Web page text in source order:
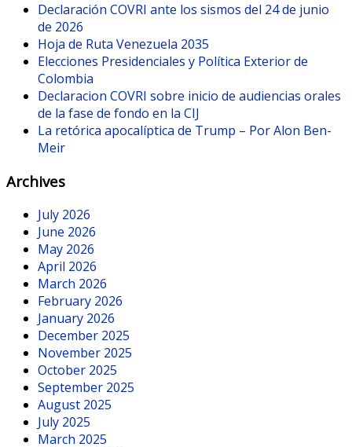
Declaración COVRI ante los sismos del 24 de junio
de 2026
Hoja de Ruta Venezuela 2035
Elecciones Presidenciales y Política Exterior de
Colombia
Declaracion COVRI sobre inicio de audiencias orales
de la fase de fondo en la CIJ
La retórica apocalíptica de Trump – Por Alon Ben-
Meir
Archives
July 2026
June 2026
May 2026
April 2026
March 2026
February 2026
January 2026
December 2025
November 2025
October 2025
September 2025
August 2025
July 2025
March 2025